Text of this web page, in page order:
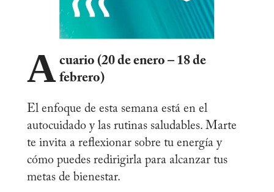
A cuario (20 de enero – 18 de
febrero)
El enfoque de esta semana está en el
autocuidado y las rutinas saludables. Marte
te invita a reflexionar sobre tu energía y
cómo puedes redirigirla para alcanzar tus
metas de bienestar.